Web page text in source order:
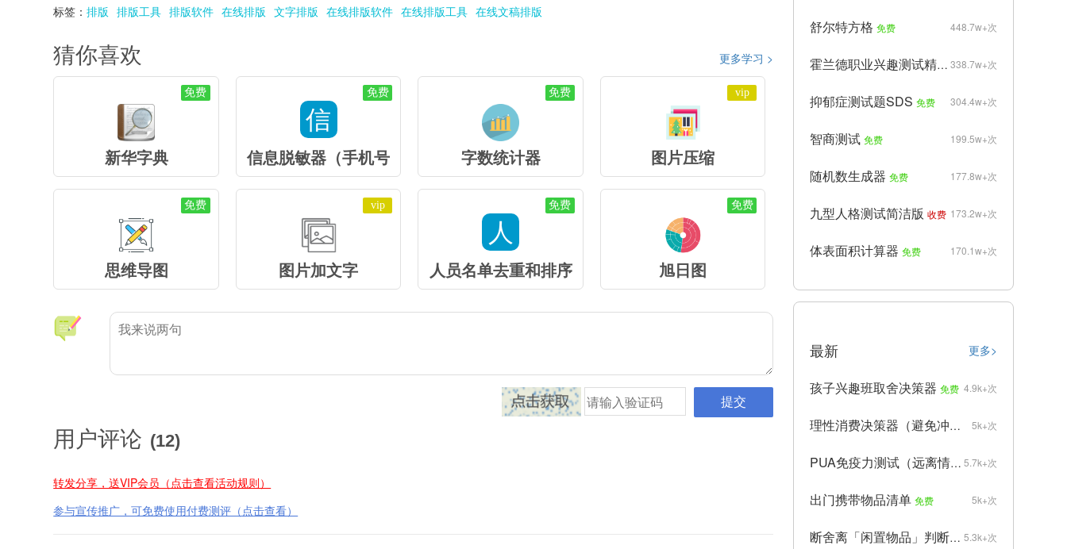
标签：排版 排版工具 排版软件 在线排版 文字排版 在线排版软件 在线排版工具 在线文稿排版
更多学习 >
猜你喜欢
免费
新华字典
免费
信
信息脱敏器（手机号
免费
字数统计器
vip
图片压缩
免费
思维导图
vip
图片加文字
免费
人
人员名单去重和排序
免费
旭日图
用户评论 (12)
转发分享，送VIP会员（点击查看活动规则）
参与宣传推广，可免费使用付费测评（点击查看）
448.7w+次
舒尔特方格 免费
338.7w+次
霍兰德职业兴趣测试精简版 免费
304.4w+次
抑郁症测试题SDS 免费
199.5w+次
智商测试 免费
177.8w+次
随机数生成器 免费
173.2w+次
九型人格测试简洁版 收费
170.1w+次
体表面积计算器 免费
更多>
最新
4.9k+次
孩子兴趣班取舍决策器 免费
5k+次
理性消费决策器（避免冲动购物）
5.7k+次
PUA免疫力测试（远离情感操控）
5k+次
出门携带物品清单 免费
5.3k+次
断舍离「闲置物品」判断器 免费